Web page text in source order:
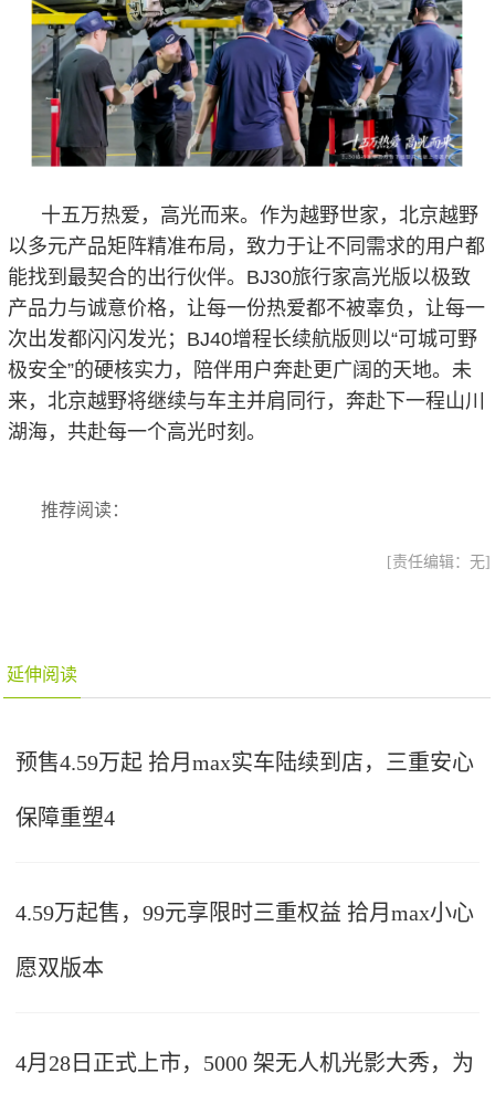
十五万热爱，高光而来。作为越野世家，北京越野
以多元产品矩阵精准布局，致力于让不同需求的用户都
能找到最契合的出行伙伴。BJ30旅行家高光版以极致
产品力与诚意价格，让每一份热爱都不被辜负，让每一
次出发都闪闪发光；BJ40增程长续航版则以“可城可野
极安全”的硬核实力，陪伴用户奔赴更广阔的天地。未
来，北京越野将继续与车主并肩同行，奔赴下一程山川
湖海，共赴每一个高光时刻。
推荐阅读：
[责任编辑：无]
延伸阅读
预售4.59万起 拾月max实车陆续到店，三重安心
保障重塑4
4.59万起售，99元享限时三重权益 拾月max小心
愿双版本
4月28日正式上市，5000 架无人机光影大秀，为